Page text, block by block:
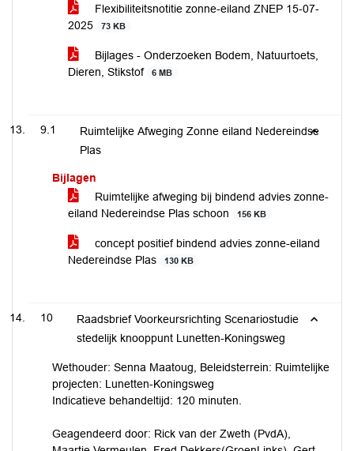
Flexibiliteitsnotitie zonne-eiland ZNEP 15-07-
2025
73 KB
Bijlages - Onderzoeken Bodem, Natuurtoets,
Dieren, Stikstof
6 MB
9.1
Ruimtelijke Afweging Zonne eiland Nedereindse
Plas
Bijlagen
Ruimtelijke afweging bij bindend advies zonne-
eiland Nedereindse Plas schoon
156 KB
concept positief bindend advies zonne-eiland
Nedereindse Plas
130 KB
10
Raadsbrief Voorkeursrichting Scenariostudie
stedelijk knooppunt Lunetten-Koningsweg
Wethouder: Senna Maatoug, Beleidsterrein: Ruimtelijke
projecten: Lunetten-Koningsweg
Indicatieve behandeltijd: 120 minuten.
Geagendeerd door: Rick van der Zweth (PvdA),